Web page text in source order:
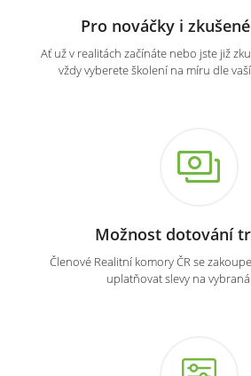
Pro nováčky i
Ať už v realitách začínáte nebo jste již
vždy vyberete školení na míru dle
Možnost dotování
Členové Realitní komory ČR se
uplatňovat slevy na